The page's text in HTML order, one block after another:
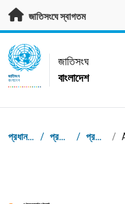
মূল প্রবন্ধে যান
জাতিসংঘে স্বাগতম
UN Logo
জাতিসংঘ
বাংলাদেশ
জাতিসংঘ
বাংলাদেশ
ব্রেডক্রাম্ব
প্রধান পাতা / প্রকাশনা / প্রকাশনা /